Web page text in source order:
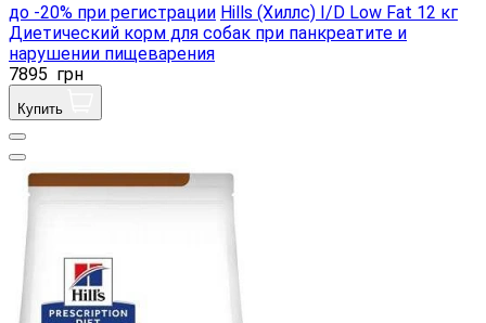
до -20% при регистрации Hills (Хиллс) I/D Low Fat 12 кг
Диетический корм для собак при панкреатите и
нарушении пищеварения
7895 грн
Купить